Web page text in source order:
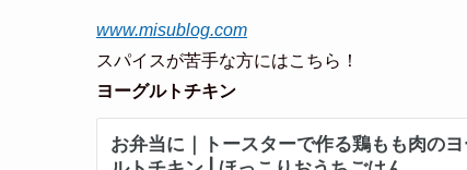
www.misublog.com
スパイスが苦手な方にはこちら！
ヨーグルトチキン